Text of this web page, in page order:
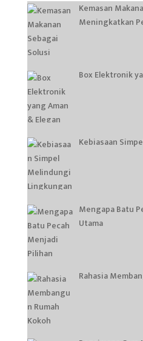
Kemasan
Meningkatkan
Box Elektronik
Kebiasaan
Mengapa Batu
Utama
Rahasia